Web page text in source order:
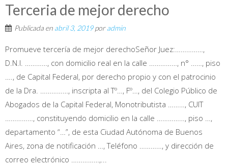
Terceria de mejor derecho
Publicada en abril 3, 2019poradmin
Promueve tercería de mejor derechoSeñor Juez:……………,
D.N.I. …………, con domicilio real en la calle ……………, n° ……, piso
…., de Capital Federal, por derecho propio y con el patrocinio
de la Dra. ……………, inscripta al Tº…, Fº…, del Colegio Público de
Abogados de la Capital Federal, Monotributista ………, CUIT
……………, constituyendo domicilio en la calle ……………, piso …,
departamento “…”, de esta Ciudad Autónoma de Buenos
Aires, zona de notificación …, Teléfono …………, y dirección de
correo electrónico ……………,...